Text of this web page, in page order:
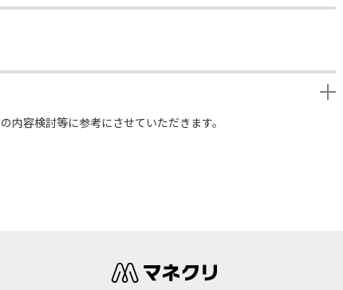
内容検討等に参考にさせていただきます。